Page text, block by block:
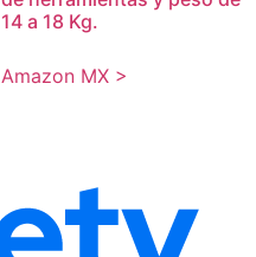
14 a 18 Kg.
Amazon MX >